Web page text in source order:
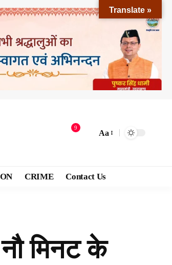
9
Aa
CRIME Contact Us
मिनट के
Translate »